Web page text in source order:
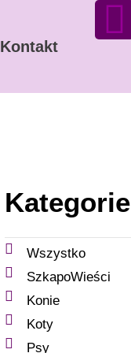
Kontakt
Kategorie
Wszystko
SzkapoWieści
Konie
Koty
Psy